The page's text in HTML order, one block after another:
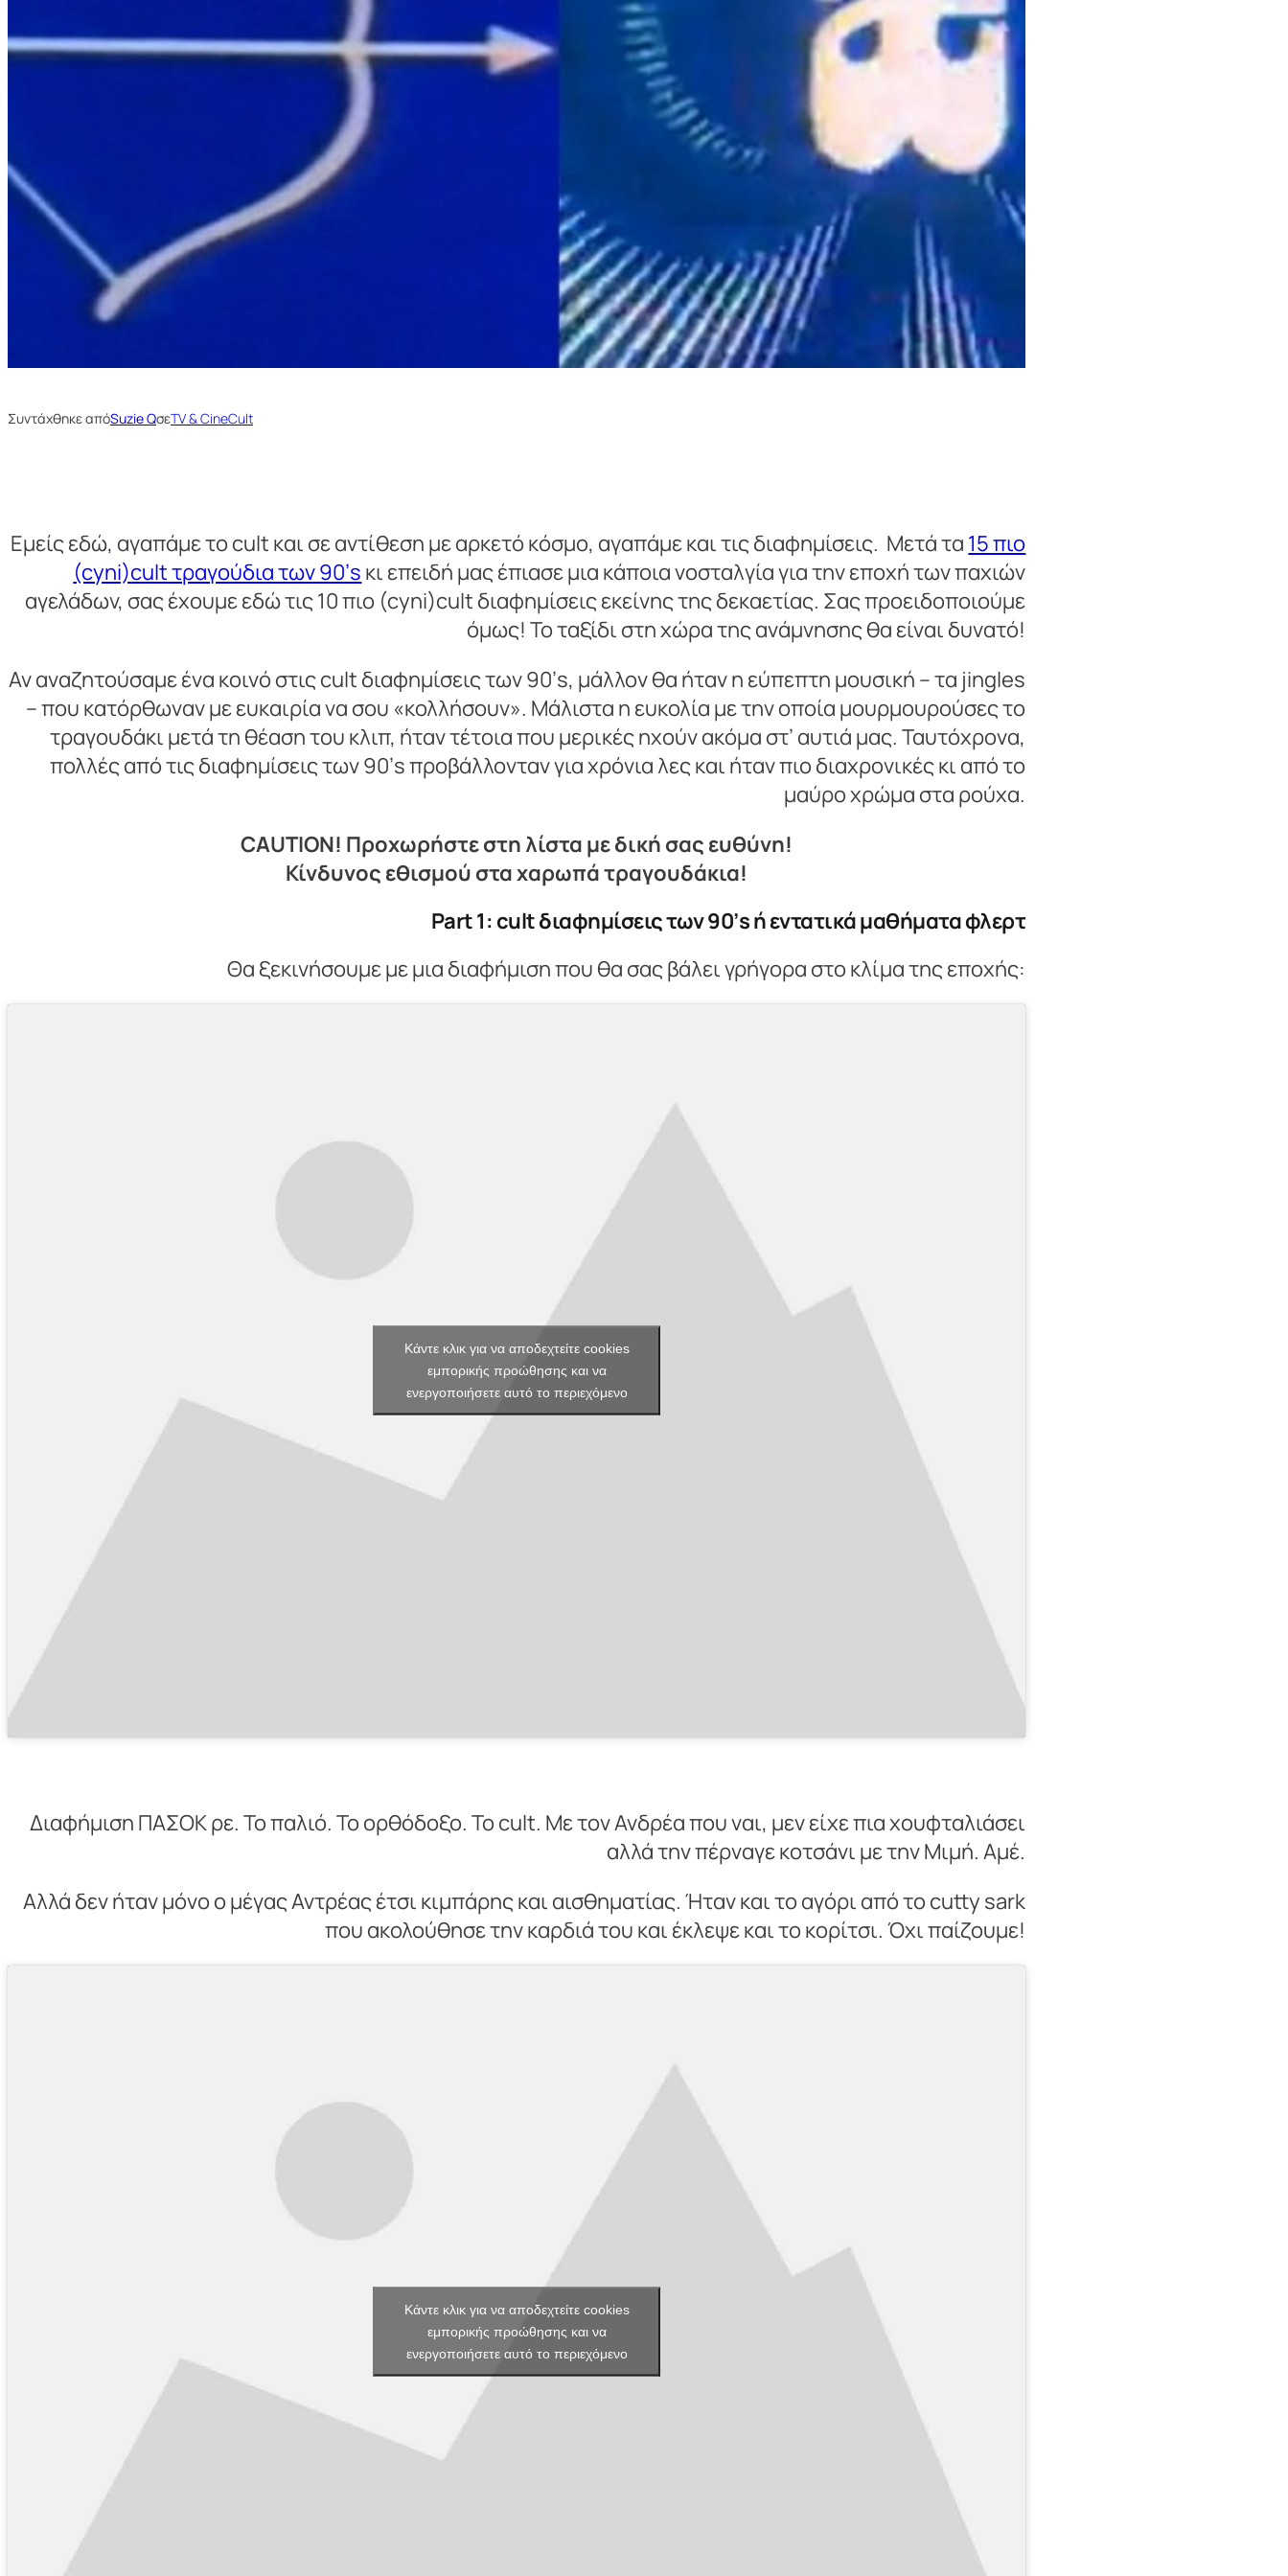
Συντάχθηκε απόSuzie QσεTV & CineCult
Εμείς εδώ, αγαπάμε το cult και σε αντίθεση με αρκετό κόσμο, αγαπάμε και τις διαφημίσεις. Μετά τα 15 πιο
(cyni)cult τραγούδια των 90’s κι επειδή μας έπιασε μια κάποια νοσταλγία για την εποχή των παχιών
αγελάδων, σας έχουμε εδώ τις 10 πιο (cyni)cult διαφημίσεις εκείνης της δεκαετίας. Σας προειδοποιούμε
όμως! Το ταξίδι στη χώρα της ανάμνησης θα είναι δυνατό!
Αν αναζητούσαμε ένα κοινό στις cult διαφημίσεις των 90’s, μάλλον θα ήταν η εύπεπτη μουσική – τα jingles
– που κατόρθωναν με ευκαιρία να σου «κολλήσουν». Μάλιστα η ευκολία με την οποία μουρμουρούσες το
τραγουδάκι μετά τη θέαση του κλιπ, ήταν τέτοια που μερικές ηχούν ακόμα στ’ αυτιά μας. Ταυτόχρονα,
πολλές από τις διαφημίσεις των 90’s προβάλλονταν για χρόνια λες και ήταν πιο διαχρονικές κι από το
μαύρο χρώμα στα ρούχα.
CAUTION! Προχωρήστε στη λίστα με δική σας ευθύνη!
Κίνδυνος εθισμού στα χαρωπά τραγουδάκια!
Part 1: cult διαφημίσεις των 90’s ή εντατικά μαθήματα φλερτ
Θα ξεκινήσουμε με μια διαφήμιση που θα σας βάλει γρήγορα στο κλίμα της εποχής:
Κάντε κλικ για να αποδεχτείτε cookies
εμπορικής προώθησης και να
ενεργοποιήσετε αυτό το περιεχόμενο
Διαφήμιση ΠΑΣΟΚ ρε. Το παλιό. Το ορθόδοξο. Το cult. Με τον Ανδρέα που ναι, μεν είχε πια χουφταλιάσει
αλλά την πέρναγε κοτσάνι με την Μιμή. Αμέ.
Αλλά δεν ήταν μόνο ο μέγας Αντρέας έτσι κιμπάρης και αισθηματίας. Ήταν και το αγόρι από το cutty sark
που ακολούθησε την καρδιά του και έκλεψε και το κορίτσι. Όχι παίζουμε!
Κάντε κλικ για να αποδεχτείτε cookies
εμπορικής προώθησης και να
ενεργοποιήσετε αυτό το περιεχόμενο